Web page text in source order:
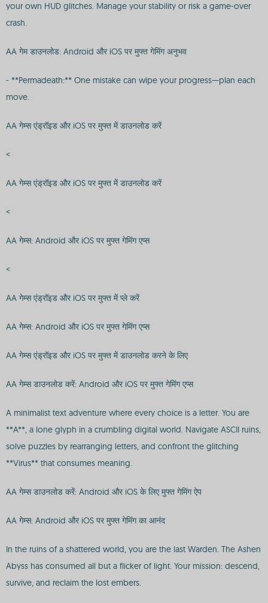
your own HUD glitches. Manage your stability or risk a game-over
crash.
AA गेम डाउनलोड: Android और iOS पर मुफ्त गेमिंग अनुभव
- **Permadeath:** One mistake can wipe your progress—plan each
move.
AA गेम्स एंड्रॉइड और iOS पर मुफ्त में डाउनलोड करें
<
AA गेम्स एंड्रॉइड और iOS पर मुफ्त में डाउनलोड करें
<
AA गेम्स: Android और iOS पर मुफ्त गेमिंग एप्स
<
AA गेम्स एंड्रॉइड और iOS पर मुफ्त में प्ले करें
AA गेम्स: Android और iOS पर मुफ्त गेमिंग एप्स
AA गेम्स एंड्रॉइड और iOS पर मुफ्त में डाउनलोड करने के लिए
AA गेम्स डाउनलोड करें: Android और iOS पर मुफ्त गेमिंग एप्स
A minimalist text adventure where every choice is a letter. You are
**A**, a lone glyph in a crumbling digital world. Navigate ASCII ruins,
solve puzzles by rearranging letters, and confront the glitching
**Virus** that consumes meaning.
AA गेम्स डाउनलोड करें: Android और iOS के लिए मुफ्त गेमिंग ऐप
AA गेम्स: Android और iOS पर मुफ्त गेमिंग का आनंद
In the ruins of a shattered world, you are the last Warden. The Ashen
Abyss has consumed all but a flicker of light. Your mission: descend,
survive, and reclaim the lost embers.